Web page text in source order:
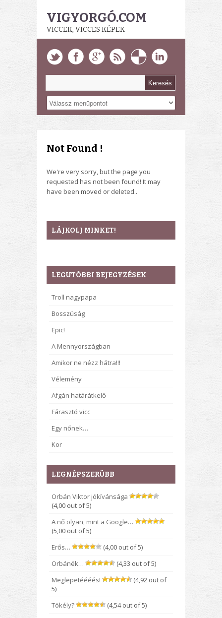
VIGYORGÓ.COM
VICCEK, VICCES KÉPEK
Not Found !
We're very sorry, but the page you
requested has not been found! It may
have been moved or deleted..
LÁJKOLJ MINKET!
LEGUTÓBBI BEJEGYZÉSEK
Troll nagypapa
Bosszúság
Epic!
A Mennyországban
Amikor ne nézz hátra!!!
Vélemény
Afgán határátkelő
Fárasztó vicc
Egy nőnek…
Kor
LEGNÉPSZERÜBB
Orbán Viktor jókívánsága
(4,00 out of 5)
A nő olyan, mint a Google…
(5,00 out of 5)
Erős…
(4,00 out of 5)
Orbánék…
(4,33 out of 5)
Meglepetéééés!
(4,92 out of
5)
Tökély?
(4,54 out of 5)